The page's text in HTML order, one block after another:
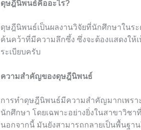
ดุษฎีนิพนธ์คืออะไร?
ดุษฎีนิพนธ์เป็นผลงานวิจัยที่นักศึกษาในร
ค้นคว้าที่มีความลึกซึ้ง ซึ่งจะต้องแสดงให้
ระเบียบครับ
ความสำคัญของดุษฎีนิพนธ์
การทำดุษฎีนิพนธ์มีความสำคัญมากเพรา
นักศึกษา โดยเฉพาะอย่างยิ่งในสาขาวิช
นอกจากนี้ มันยังสามารถกลายเป็นพื้นฐา